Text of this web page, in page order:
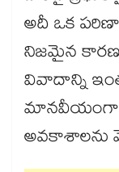
అదీ ఒక
నిజమైన
వివాదాన్ని
మానవీయంగా
అవకాశాలను